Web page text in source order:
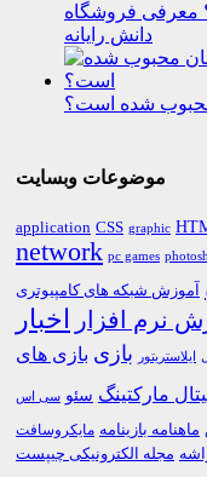
معرفی فروشگاه
دانش رایانه
شده است؟
موضوعات وبسایت
application CSS graphic
network pc games
آموزش شبکه های کامپیوتری
نرم افزار اخبار
ایلاستریتور بازی بازی های
مارکتینگ سئو سی اس
ماهنامه بازینامه مایکروسافت
مجله الکترونیکی چیپست